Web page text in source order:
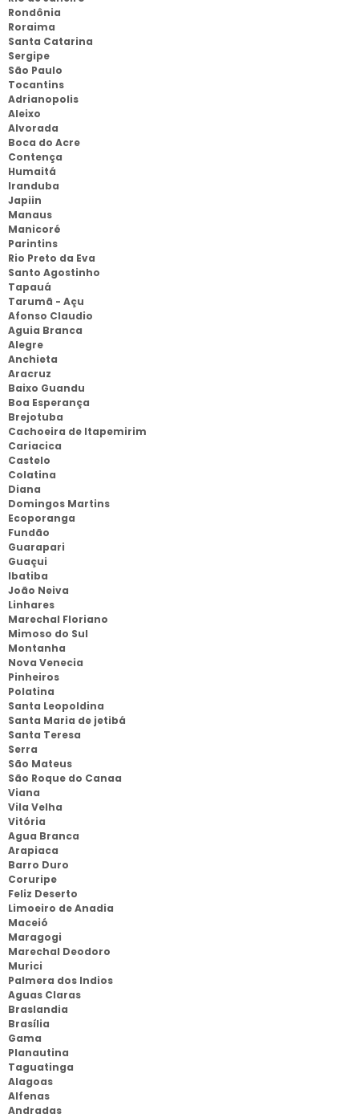
Rondônia
Roraima
Santa Catarina
Sergipe
São Paulo
Tocantins
Adrianopolis
Aleixo
Alvorada
Boca do Acre
Contença
Humaitá
Iranduba
Japiin
Manaus
Manicoré
Parintins
Rio Preto da Eva
Santo Agostinho
Tapauá
Tarumã - Açu
Afonso Claudio
Aguia Branca
Alegre
Anchieta
Aracruz
Baixo Guandu
Boa Esperança
Brejotuba
Cachoeira de Itapemirim
Cariacica
Castelo
Colatina
Diana
Domingos Martins
Ecoporanga
Fundão
Guarapari
Guaçui
Ibatiba
João Neiva
Linhares
Marechal Floriano
Mimoso do Sul
Montanha
Nova Venecia
Pinheiros
Polatina
Santa Leopoldina
Santa Maria de jetibá
Santa Teresa
Serra
São Mateus
São Roque do Canaa
Viana
Vila Velha
Vitória
Agua Branca
Arapiaca
Barro Duro
Coruripe
Feliz Deserto
Limoeiro de Anadia
Maceió
Maragogi
Marechal Deodoro
Murici
Palmera dos Indios
Aguas Claras
Braslandia
Brasília
Gama
Planautina
Taguatinga
Alagoas
Alfenas
Andradas